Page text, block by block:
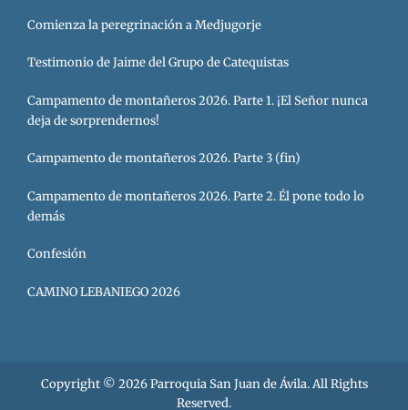
Comienza la peregrinación a Medjugorje
Testimonio de Jaime del Grupo de Catequistas
Campamento de montañeros 2026. Parte 1. ¡El Señor nunca
deja de sorprendernos!
Campamento de montañeros 2026. Parte 3 (fin)
Campamento de montañeros 2026. Parte 2. Él pone todo lo
demás
Confesión
CAMINO LEBANIEGO 2026
Copyright © 2026Parroquia San Juan de Ávila. All Rights
Reserved.